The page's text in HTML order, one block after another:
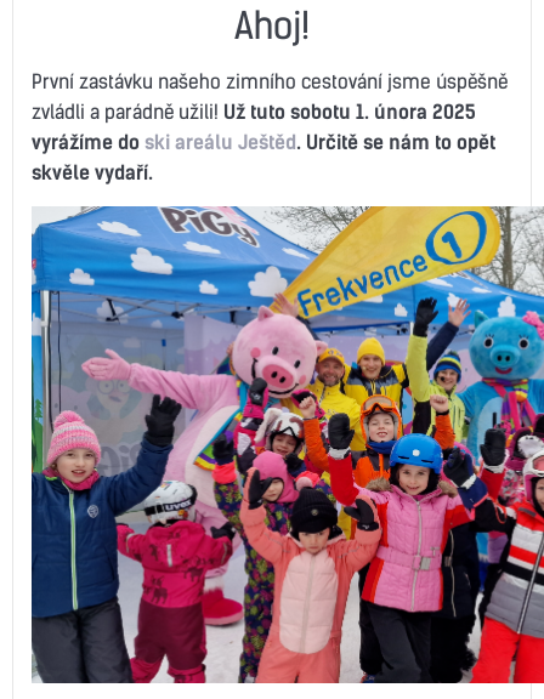
Ahoj!
První zastávku našeho zimního cestování jsme úspěšně
zvládli a parádně užili! Už tuto sobotu 1. února 2025
vyrážíme do ski areálu Ještěd. Určitě se nám to opět
skvěle vydaří.